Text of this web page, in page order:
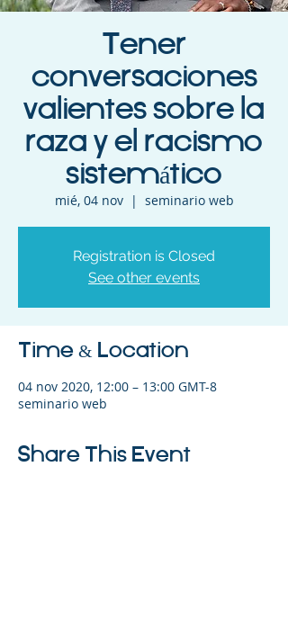
Tener
conversaciones
valientes sobre la
raza y el racismo
sistemático
mié, 04 nov
  |
seminario web
Registration is Closed
See other events
Time & Location
04 nov 2020, 12:00 – 13:00 GMT-8
seminario web
Share This Event